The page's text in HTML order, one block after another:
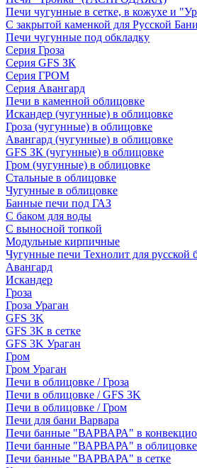
Печи чугунные в сетке, в кожухе и
С закрытой каменкой для Русской Бани
Печи чугунные под обкладку
Серия Гроза
Серия GFS ЗК
Серия ГРОМ
Серия Авангард
Печи в каменной облицовке
Искандер (чугунные) в облицовке
Гроза (чугунные) в облицовке
Авангард (чугунные) в облицовке
GFS ЗК (чугунные) в облицовке
Гром (чугунные) в облицовке
Стальные в облицовке
Чугунные в облицовке
Банные печи под ГАЗ
С баком для воды
С выносной топкой
Модульные кирпичные
Чугунные печи Технолит для русской
Авангард
Искандер
Гроза
Гроза Ураган
GFS 3K
GFS 3K в сетке
GFS 3K Ураган
Гром
Гром Ураган
Печи в облицовке / Гроза
Печи в облицовке / GFS 3K
Печи в облицовке / Гром
Печи для бани Варвара
Печи банные "ВАРВАРА" в
Печи банные "ВАРВАРА" в облицовке
Печи банные "ВАРВАРА" в сетке